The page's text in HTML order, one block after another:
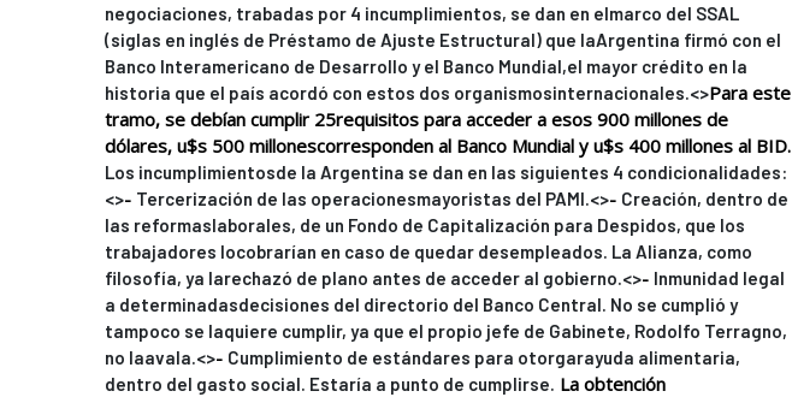
negociaciones, trabadas por 4 incumplimientos, se dan en elmarco del SSAL
(siglas en inglés de Préstamo de Ajuste Estructural) que laArgentina firmó con el
Banco Interamericano de Desarrollo y el Banco Mundial,el mayor crédito en la
historia que el país acordó con estos dos organismosinternacionales.<>Para este
tramo, se debían cumplir 25requisitos para acceder a esos 900 millones de
dólares, u$s 500 millonescorresponden al Banco Mundial y u$s 400 millones al BID.
Los incumplimientosde la Argentina se dan en las siguientes 4 condicionalidades:
<>- Tercerización de las operacionesmayoristas del PAMI.<>- Creación, dentro de
las reformaslaborales, de un Fondo de Capitalización para Despidos, que los
trabajadores locobrarían en caso de quedar desempleados. La Alianza, como
filosofía, ya larechazó de plano antes de acceder al gobierno.<>- Inmunidad legal
a determinadasdecisiones del directorio del Banco Central. No se cumplió y
tampoco se laquiere cumplir, ya que el propio jefe de Gabinete, Rodolfo Terragno,
no laavala.<>- Cumplimiento de estándares para otorgarayuda alimentaria,
dentro del gasto social. Estaría a punto de cumplirse. La obtención